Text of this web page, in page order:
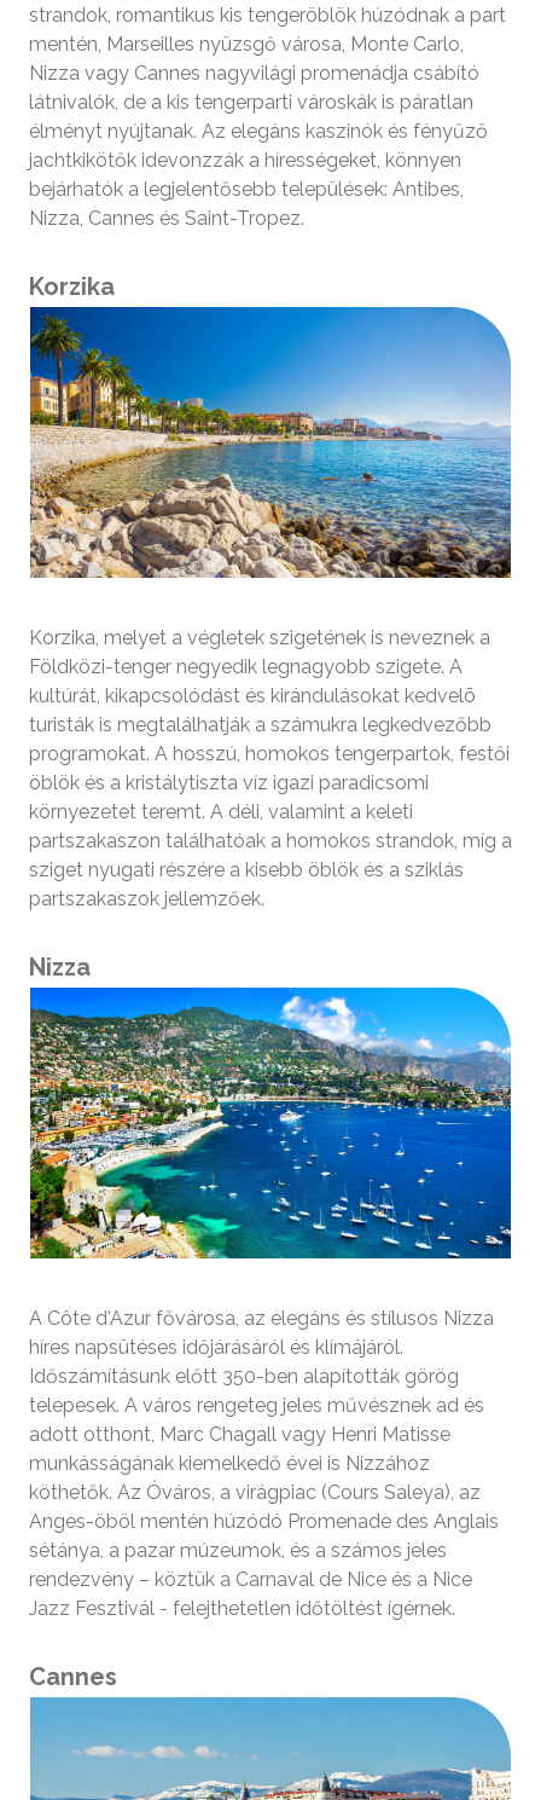
strandok, romantikus kis tengeröblök húzódnak a part
mentén, Marseilles nyüzsgő városa, Monte Carlo,
Nizza vagy Cannes nagyvilági promenádja csábító
látnivalók, de a kis tengerparti városkák is páratlan
élményt nyújtanak. Az elegáns kaszinók és fényűző
jachtkikötők idevonzzák a hírességeket, könnyen
bejárhatók a legjelentősebb települések: Antibes,
Nizza, Cannes és Saint-Tropez.
Korzika
Korzika, melyet a végletek szigetének is neveznek a
Földközi-tenger negyedik legnagyobb szigete. A
kultúrát, kikapcsolódást és kirándulásokat kedvelõ
turisták is megtalálhatják a számukra legkedvezőbb
programokat. A hosszú, homokos tengerpartok, festői
öblök és a kristálytiszta víz igazi paradicsomi
környezetet teremt. A déli, valamint a keleti
partszakaszon találhatóak a homokos strandok, míg a
sziget nyugati részére a kisebb öblök és a sziklás
partszakaszok jellemzőek.
Nizza
A Côte d'Azur fővárosa, az elegáns és stílusos Nizza
híres napsütéses időjárásáról és klímájáról.
Időszámításunk előtt 350-ben alapították görög
telepesek. A város rengeteg jeles művésznek ad és
adott otthont, Marc Chagall vagy Henri Matisse
munkásságának kiemelkedő évei is Nizzához
köthetők. Az Óváros, a virágpiac (Cours Saleya), az
Anges-öböl mentén húzódó Promenade des Anglais
sétánya, a pazar múzeumok, és a számos jeles
rendezvény – köztük a Carnaval de Nice és a Nice
Jazz Fesztivál - felejthetetlen időtöltést ígérnek.
Cannes